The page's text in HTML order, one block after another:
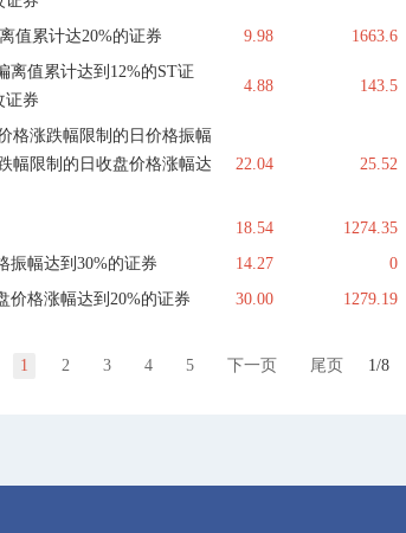
值累计达20%的证券 9.98 1663.6
离值累计达到12%的ST证
证券
4.88 143.5
格涨跌幅限制的日价格振幅
幅限制的日收盘价格涨幅达
22.04 25.52
18.54 1274.35
振幅达到30%的证券 14.27 0
价格涨幅达到20%的证券 30.00 1279.19
1 2 3 4 5 下一页 尾页 1/8